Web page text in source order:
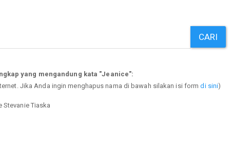
CARI
yang mengandung kata "Jeanice":
Jika Anda ingin menghapus nama di bawah silakan isi formdi sini)
Stevanie Tiaska